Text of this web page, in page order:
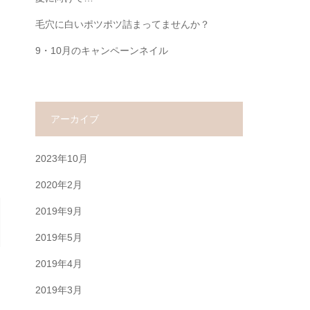
毛穴に白いポツポツ詰まってませんか？
9・10月のキャンペーンネイル
アーカイブ
2023年10月
2020年2月
2019年9月
2019年5月
2019年4月
2019年3月